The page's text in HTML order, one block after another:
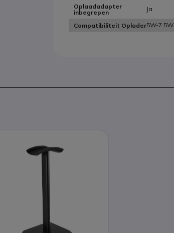
Oplaadadapter
inbegrepen
Ja
Compatibiliteit Oplader5W-7.5W